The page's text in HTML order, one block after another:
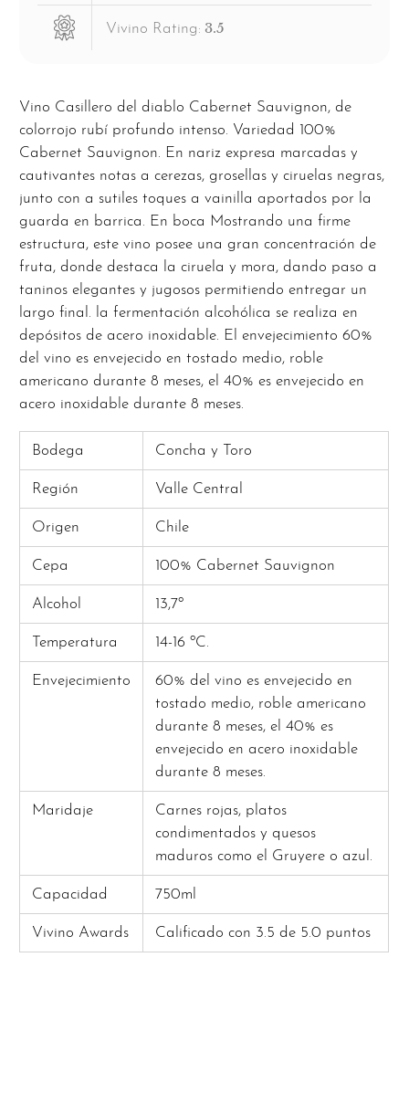
Vivino Rating: 3.5
Vino Casillero del diablo Cabernet Sauvignon, de
colorrojo rubí profundo intenso. Variedad 100%
Cabernet Sauvignon. En nariz expresa marcadas y
cautivantes notas a cerezas, grosellas y ciruelas negras,
junto con a sutiles toques a vainilla aportados por la
guarda en barrica. En boca Mostrando una firme
estructura, este vino posee una gran concentración de
fruta, donde destaca la ciruela y mora, dando paso a
taninos elegantes y jugosos permitiendo entregar un
largo final. la fermentación alcohólica se realiza en
depósitos de acero inoxidable. El envejecimiento 60%
del vino es envejecido en tostado medio, roble
americano durante 8 meses, el 40% es envejecido en
acero inoxidable durante 8 meses.
Bodega Concha y Toro
Región Valle Central
Origen Chile
Cepa 100% Cabernet Sauvignon
Alcohol 13,7º
Temperatura 14-16 ºC.
Envejecimiento
60% del vino es envejecido en
tostado medio, roble americano
durante 8 meses, el 40% es
envejecido en acero inoxidable
durante 8 meses.
Maridaje
Carnes rojas, platos
condimentados y quesos
maduros como el Gruyere o azul.
Capacidad 750ml
Vivino Awards Calificado con 3.5 de 5.0 puntos